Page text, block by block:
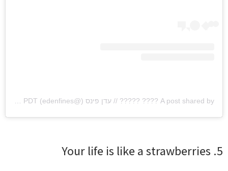
A post shared by ???? ????? // עדן פינס (@edenfines) Sep 22, 2020 at 4:15am PDT
5. Your life is like a strawberries